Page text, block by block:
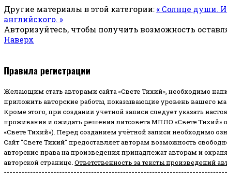
Другие материалы в этой категории:« Солнце души.
английского. »
Авторизуйтесь, чтобы получить возможность
Наверх
Правила регистрации
Желающим стать авторами сайта «Свете Тихий», необходимо
приложить авторские работы, показывающие уровень вашего
Кроме этого, при создании учетной записи следует указать
проживания и ожидать решения литсовета МПЛО «Свете
«Свете Тихий»). Перед созданием учётной записи необходимо
Сайт "Свете Тихий" предоставляет авторам возможность
авторские права на произведения принадлежат авторам и
авторской странице. Ответственность за тексты произведений